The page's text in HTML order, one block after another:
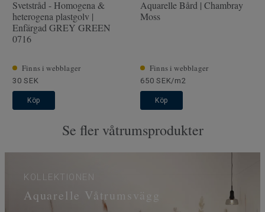
Svetstråd - Homogena &
heterogena plastgolv |
Enfärgad GREY GREEN
0716
Finns i webblager
30 SEK
Köp
Aquarelle Bård | Chambray
Moss
Finns i webblager
650 SEK/m2
Köp
Se fler våtrumsprodukter
KOLLEKTIONEN
Aquarelle Våtrumsvägg